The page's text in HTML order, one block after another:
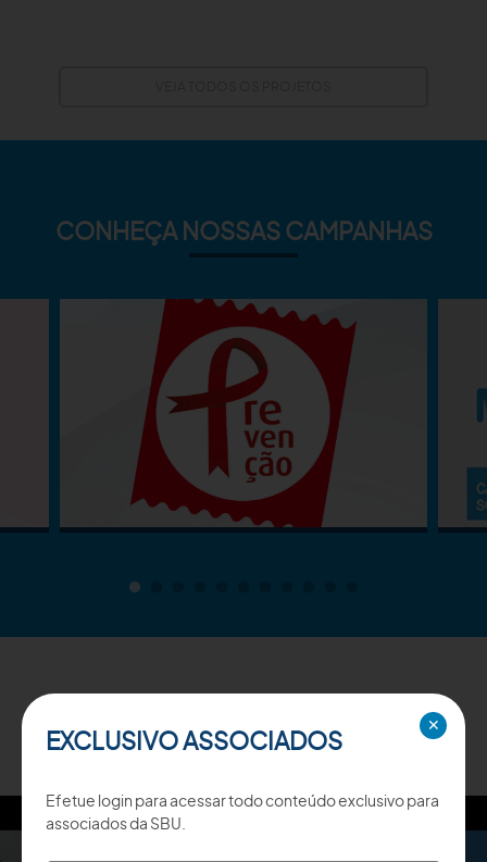
CONHEÇA NOSSAS CAMPANHAS
TV SBU ✕
EXCLUSIVO ASSOCIADOS
Efetue login para acessar todo conteúdo exclusivo para
associados da SBU.